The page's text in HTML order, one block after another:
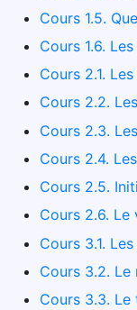
Cours 1.5.
Cours 1.6.
Cours 2.1.
Cours 2.2.
Cours 2.3.
Cours 2.4.
Cours 2.5.
Cours 2.6. Le
Cours 3.1.
Cours 3.2. Le
Cours 3.3.